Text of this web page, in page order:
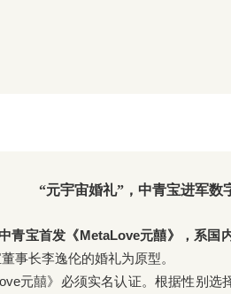
“元宇宙婚礼”，中青宝进军数
青宝首发《MetaLove元囍》，系国
事长李逸伦的婚礼为原型。
元囍》必须实名认证。根据性别选